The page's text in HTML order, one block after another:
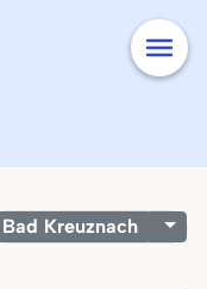
Bad Kreuznach